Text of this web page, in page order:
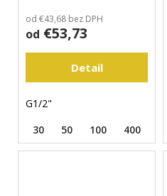
od €43,68 bez DPH
od €53,73
Detail
G1/2"
30
50 100 400